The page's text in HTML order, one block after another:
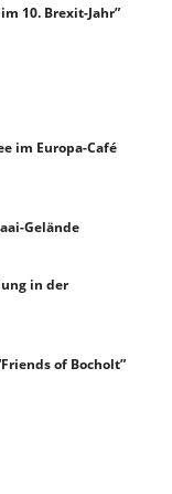
10. Brexit-Jahr”
im Europa-Café
Gelände
in der
of Bocholt”